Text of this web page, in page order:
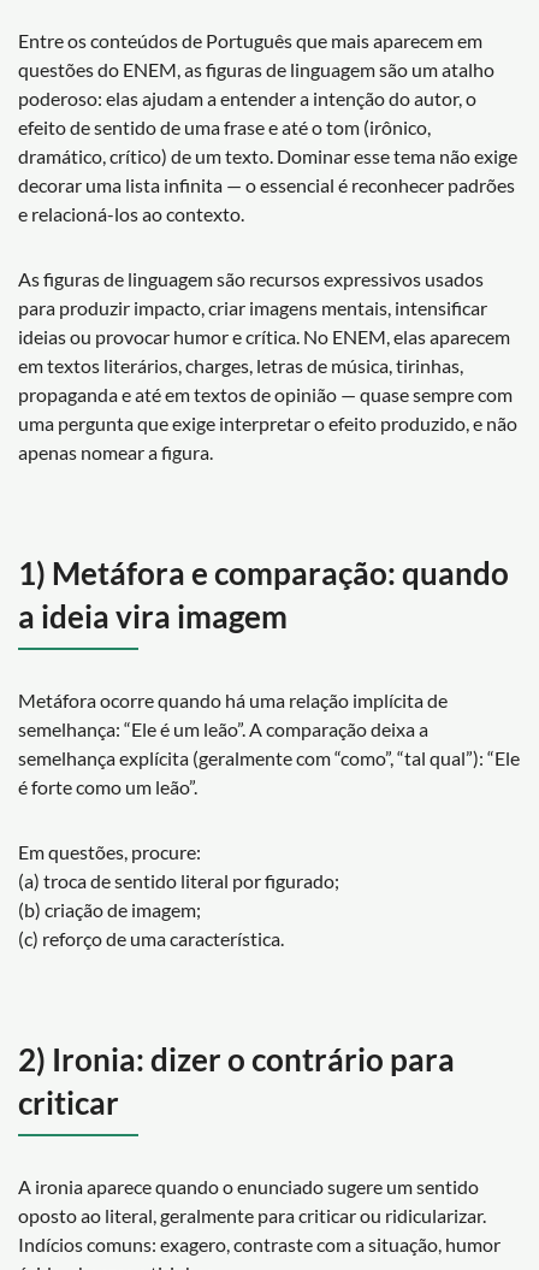
Entre os conteúdos de Português que mais aparecem em
questões do ENEM, as figuras de linguagem são um atalho
poderoso: elas ajudam a entender a intenção do autor, o
efeito de sentido de uma frase e até o tom (irônico,
dramático, crítico) de um texto. Dominar esse tema não exige
decorar uma lista infinita — o essencial é reconhecer padrões
e relacioná-los ao contexto.
As figuras de linguagem são recursos expressivos usados
para produzir impacto, criar imagens mentais, intensificar
ideias ou provocar humor e crítica. No ENEM, elas aparecem
em textos literários, charges, letras de música, tirinhas,
propaganda e até em textos de opinião — quase sempre com
uma pergunta que exige interpretar o efeito produzido, e não
apenas nomear a figura.
1) Metáfora e comparação: quando
a ideia vira imagem
Metáfora ocorre quando há uma relação implícita de
semelhança: “Ele é um leão”. A comparação deixa a
semelhança explícita (geralmente com “como”, “tal qual”): “Ele
é forte como um leão”.
Em questões, procure:
(a) troca de sentido literal por figurado;
(b) criação de imagem;
(c) reforço de uma característica.
2) Ironia: dizer o contrário para
criticar
A ironia aparece quando o enunciado sugere um sentido
oposto ao literal, geralmente para criticar ou ridicularizar.
Indícios comuns: exagero, contraste com a situação, humor